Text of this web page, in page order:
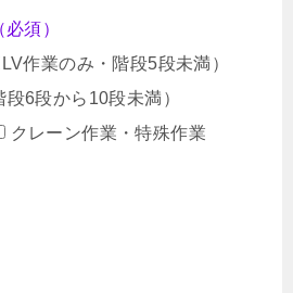
必須）
作業のみ・階段5段未満）
6段から10段未満）
クレーン作業・特殊作業